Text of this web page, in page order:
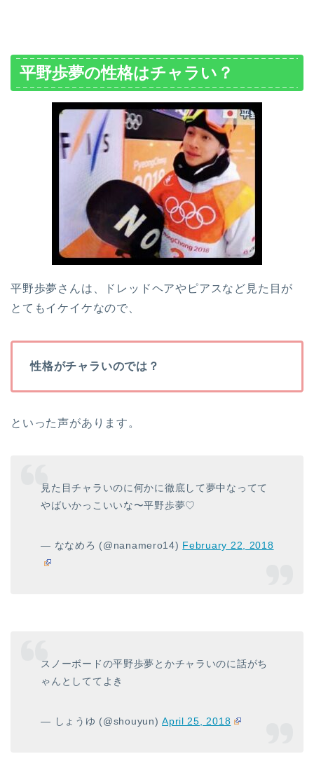
平野歩夢の性格はチャラい？
平野歩夢さんは、ドレッドヘアやピアスなど見た目が
とてもイケイケなので、
性格がチャラいのでは？
といった声があります。
見た目チャラいのに何かに徹底して夢中なってて
やばいかっこいいな〜平野歩夢♡
— ななめろ (@nanamero14) February 22, 2018
スノーボードの平野歩夢とかチャラいのに話がち
ゃんとしててよき
— しょうゆ (@shouyun)April 25, 2018